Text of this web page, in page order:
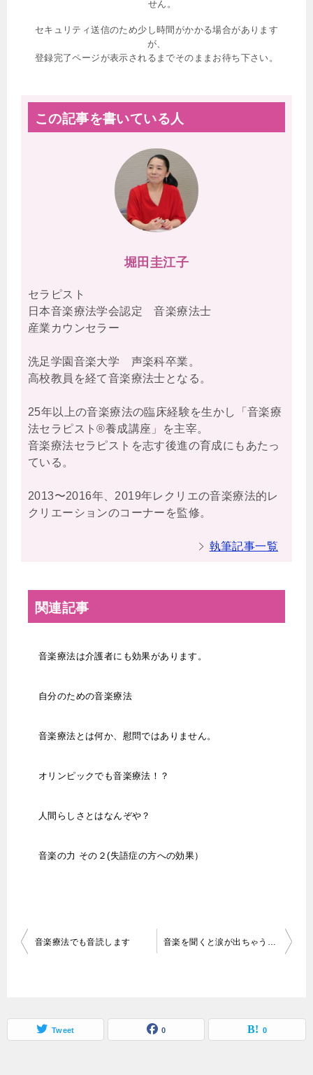
せん。
セキュリティ送信のため少し時間がかかる場合があります
が、
登録完了ページが表示されるまでそのままお待ち下さい。
この記事を書いている人
堀田圭江子
セラピスト
日本音楽療法学会認定 音楽療法士
産業カウンセラー
洗足学園音楽大学 声楽科卒業。
高校教員を経て音楽療法士となる。
25年以上の音楽療法の臨床経験を生かし「音楽療
法セラピスト®養成講座」を主宰。
音楽療法セラピストを志す後進の育成にもあたっ
ている。
2013〜2016年、2019年レクリエの音楽療法的レ
クリエーションのコーナーを監修。
執筆記事一覧
関連記事
音楽療法は介護者にも効果があります。
自分のための音楽療法
音楽療法とは何か、慰問ではありません。
オリンピックでも音楽療法！？
人間らしさとはなんぞや？
音楽の力 その２(失語症の方への効果）
投
音楽療法でも音読します 音楽を聞くと涙が出ちゃうワケ
Tweet 0 0